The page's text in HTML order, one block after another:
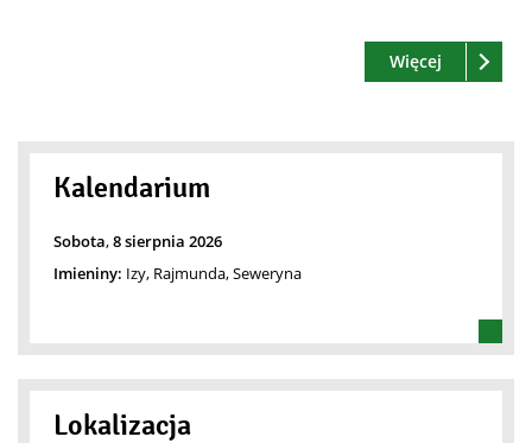
Czytaj
Więcej o:
Kalendarium
Sobota,8sierpnia 2026
Imieniny: Izy, Rajmunda, Seweryna
Lokalizacja